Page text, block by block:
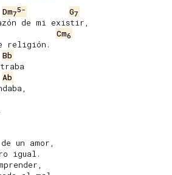
Dm75- G7
de mi existir,
Cm6
religión.
Bb
Ab